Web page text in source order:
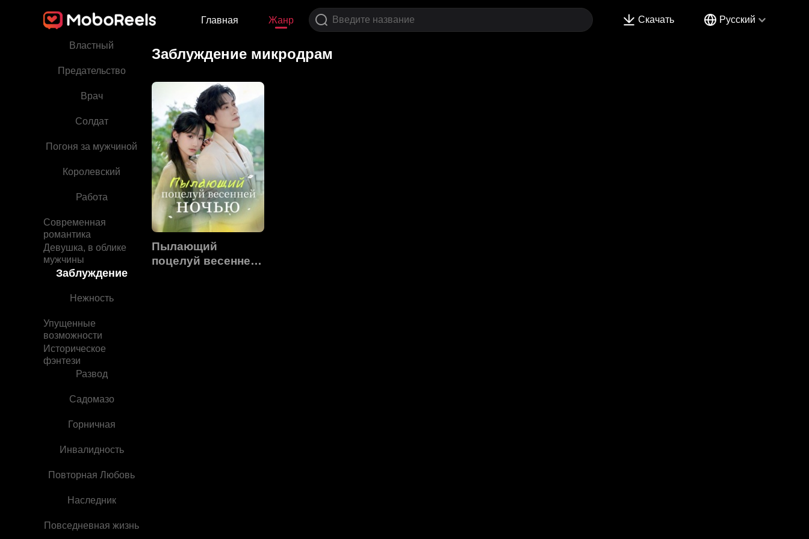
Главная Жанр Скачать Русский
Двуличие
Властный
Предательство
Врач
Солдат
Погоня за мужчиной
Королевский
Работа
Современная
романтика
Девушка, в облике
мужчины
Заблуждение
Нежность
Упущенные
возможности
Историческое
фэнтези
Развод
Садомазо
Горничная
Инвалидность
Повторная Любовь
Наследник
Повседневная жизнь
Заблуждение микродрам
Пылающий
поцелуй весенней